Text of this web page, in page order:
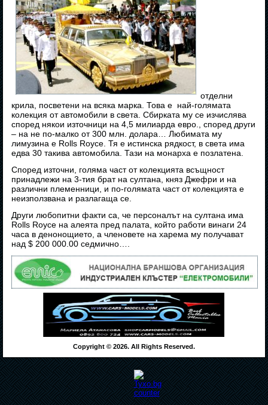
отделни
крила, посветени на всяка марка. Това е най-голямата
колекция от автомобили в света. Сбирката му се изчислява
според някои източници на 4,5 милиарда евро., според други
– на не по-малко от 300 млн. долара… Любимата му
лимузина е Rolls Royce. Тя е истинска рядкост, в света има
едва 30 такива автомобила. Тази на монарха е позлатена.
Според източни, голяма част от колекцията всъщност
принадлежи на 3-тия брат на султана, княз Джефри и на
различни племенници, и по-голямата част от колекцията е
неизползвана и разлагаща се.
Други любопитни факти са, че персоналът на султана има
Rolls Royce на алеята пред палата, който работи винаги 24
часа в денонощието, а членовете на харема му получават
над $ 200 000.00 седмично….
Copyright © 2026. All Rights Reserved.